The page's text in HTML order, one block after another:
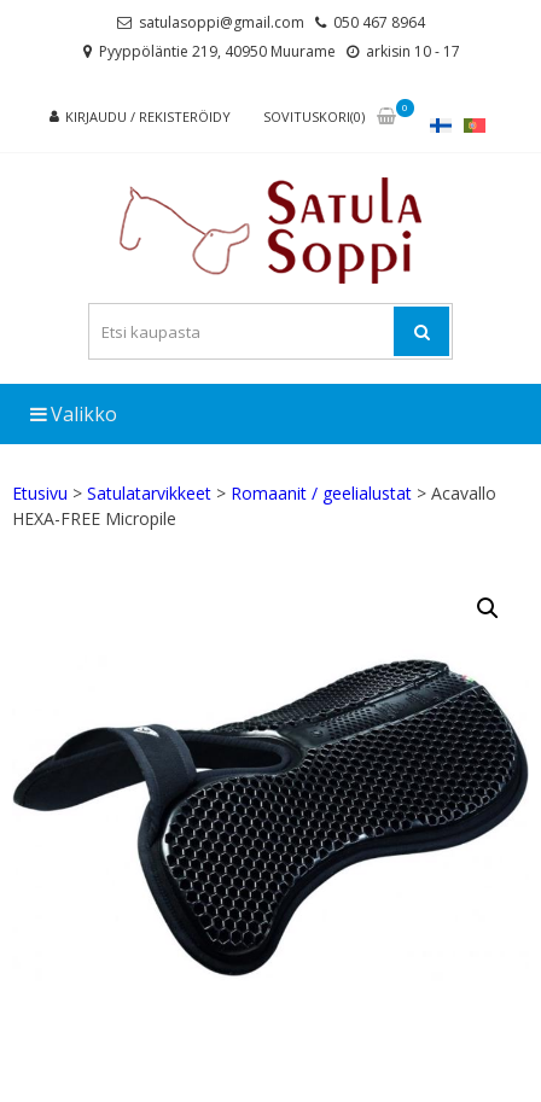
satulasoppi@gmail.com
050 467 8964
Pyyppöläntie 219, 40950 Muurame
arkisin 10 - 17
KIRJAUDU / REKISTERÖIDY SOVITUSKORI(0)
0
Valikko
Etusivu > Satulatarvikkeet > Romaanit / geelialustat > Acavallo
HEXA-FREE Micropile